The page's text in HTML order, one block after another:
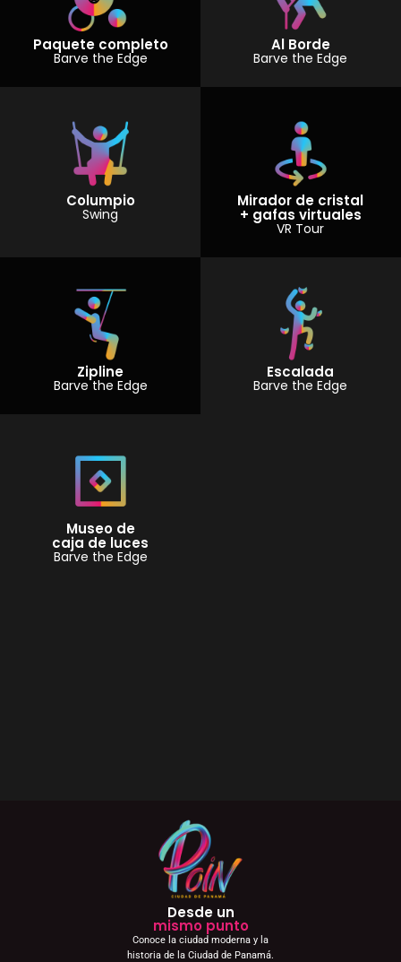
Paquete completo
Barve the Edge
Al Borde
Barve the Edge
Columpio
Swing
Mirador de cristal
+ gafas virtuales
VR Tour
Zipline
Barve the Edge
Escalada
Barve the Edge
Museo de
caja de luces
Barve the Edge
Desde un
mismo punto
Conoce la ciudad moderna y la
historia de la Ciudad de Panamá.